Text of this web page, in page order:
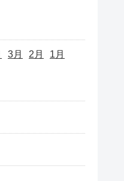
3月 2月 1月